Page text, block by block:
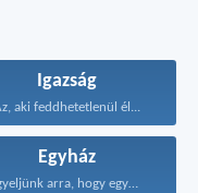
Igazság
aki feddhetetlenül él...
Egyház
Ügyeljünk arra, hogy egymást...